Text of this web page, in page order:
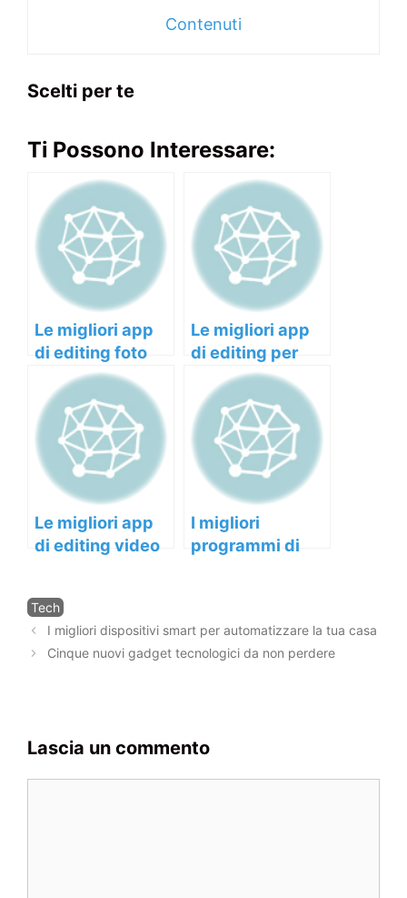
Contenuti
Scelti per te
Ti Possono Interessare:
Le migliori app
di editing foto
per smartphone
Le migliori app
di editing per
smartphone
Le migliori app
di editing video
I migliori
programmi di
Premiere Pro,
Final Cut Pro X e
Categorie
Tech
Navigazione
articolo
I migliori dispositivi smart per automatizzare la tua casa
Cinque nuovi gadget tecnologici da non perdere
Lascia un commento